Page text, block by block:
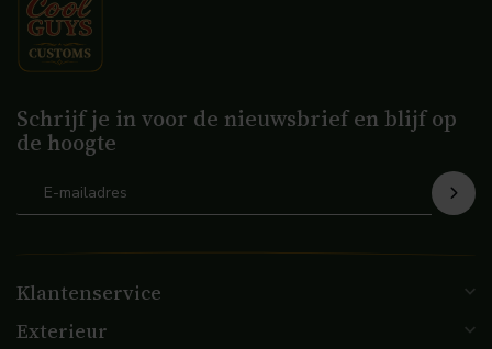
Schrijf je in voor de nieuwsbrief en blijf op
de hoogte
Klantenservice
Exterieur